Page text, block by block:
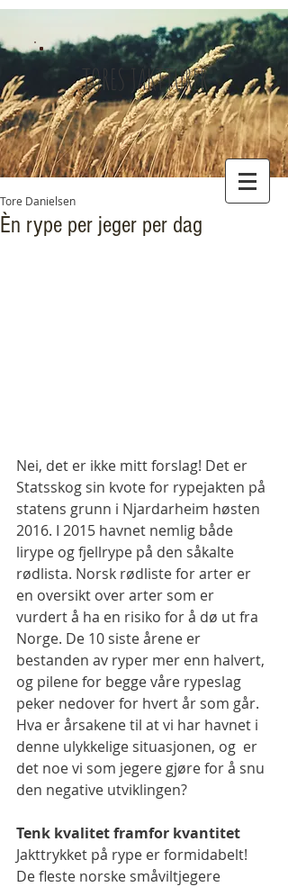
TORES JAKTTURER
Èn rype per jeger per dag
Tore Danielsen
Nei, det er ikke mitt forslag! Det er
Statsskog sin kvote for rypejakten på
statens grunn i Njardarheim høsten
2016. I 2015 havnet nemlig både
lirype og fjellrype på den såkalte
rødlista. Norsk rødliste for arter er
en oversikt over arter som er
vurdert å ha en risiko for å dø ut fra
Norge. De 10 siste årene er
bestanden av ryper mer enn halvert,
og pilene for begge våre rypeslag
peker nedover for hvert år som går.
Hva er årsakene til at vi har havnet i
denne ulykkelige situasjonen, og  er
det noe vi som jegere gjøre for å snu
den negative utviklingen?
Tenk kvalitet framfor kvantitet
Jakttrykket på rype er formidabelt!
De fleste norske småviltjegere